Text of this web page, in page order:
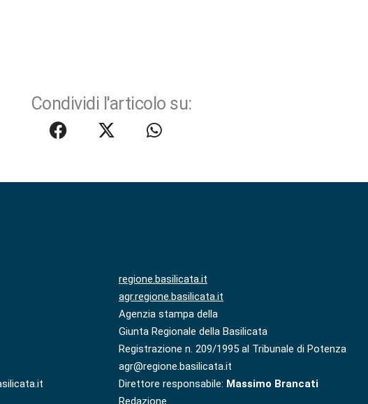
Condividi l'articolo su:
regione.basilicata.it
agr.regione.basilicata.it
Agenzia stampa della
Giunta Regionale della Basilicata
Registrazione n. 209/1995 al Tribunale di Potenza
agr@regione.basilicata.it
Direttore responsabile: Massimo Brancati
Redazione